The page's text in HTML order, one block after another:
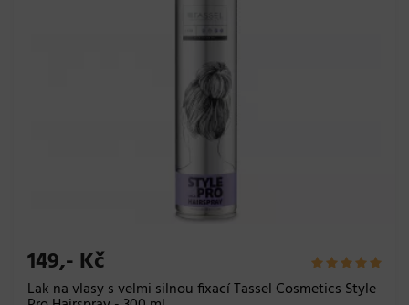
149,- Kč
Lak na vlasy s velmi silnou fixací Tassel Cosmetics Style